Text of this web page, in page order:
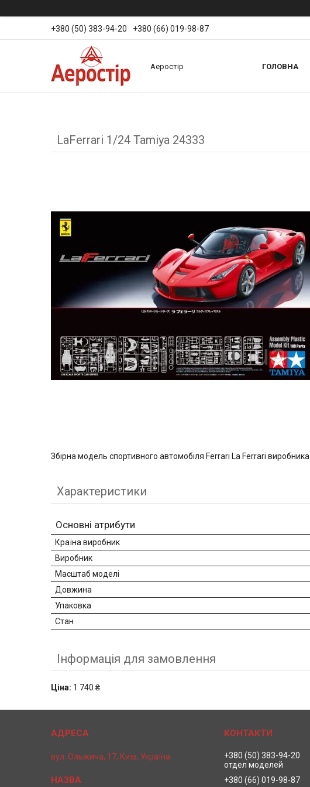
+380 (50) 383-94-20 +380 (66) 019-98-87
Аеростір ГОЛОВНА
LaFerrari 1/24 Tamiya 24333
Збірна модель спортивного автомобіля Ferrari La Ferrari виробника
Характеристики
Основні атрибути
Країна виробник
Виробник
Масштаб моделі
Довжина
Упаковка
Стан
Інформація для замовлення
Ціна: 1 740 ₴
вул. Ольжича, 17, Київ, Україна
+380 (50) 383-94-20
отдел моделей
+380 (66) 019-98-87